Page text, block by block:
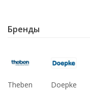
Бренды
Theben Doepke